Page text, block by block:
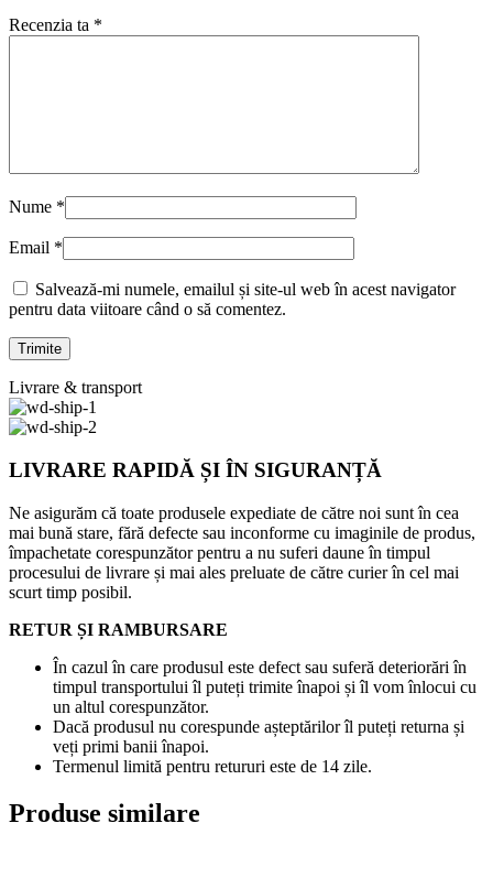
Recenzia ta *
Nume *
Email *
Salvează-mi numele, emailul și site-ul web în acest navigator
pentru data viitoare când o să comentez.
Livrare & transport
LIVRARE RAPIDĂ ȘI ÎN SIGURANȚĂ
Ne asigurăm că toate produsele expediate de către noi sunt în cea
mai bună stare, fără defecte sau inconforme cu imaginile de produs,
împachetate corespunzător pentru a nu suferi daune în timpul
procesului de livrare și mai ales preluate de către curier în cel mai
scurt timp posibil.
RETUR ȘI RAMBURSARE
În cazul în care produsul este defect sau suferă deteriorări în
timpul transportului îl puteți trimite înapoi și îl vom înlocui cu
un altul corespunzător.
Dacă produsul nu corespunde așteptărilor îl puteți returna și
veți primi banii înapoi.
Termenul limită pentru retururi este de 14 zile.
Produse similare